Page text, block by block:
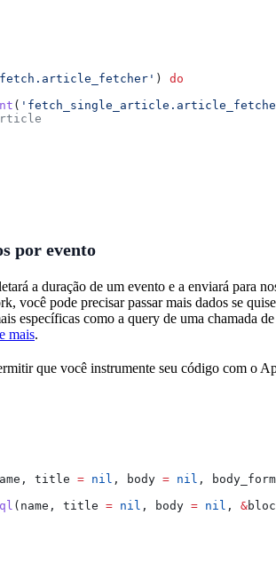
) do
(
por evento
a duração de um evento e a enviará para
você pode precisar passar mais dados se
específicas como a query de uma chamada
e mais.
que você instrumente seu código com o
title = nil , body = nil ,
(name, title = nil , body = nil , &